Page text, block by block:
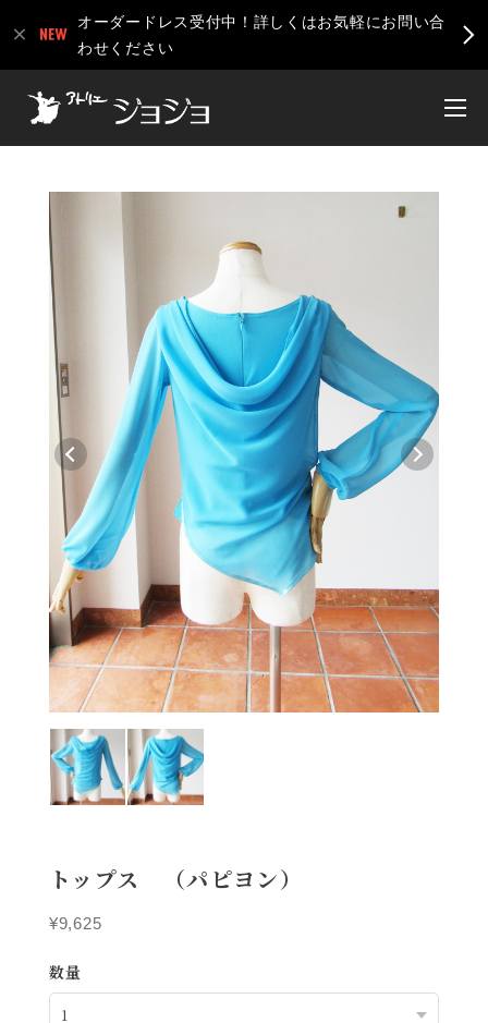
オーダードレス受付中！詳しくはお気軽にお問い合
わせください
トップス （パピヨン）
¥9,625
数量